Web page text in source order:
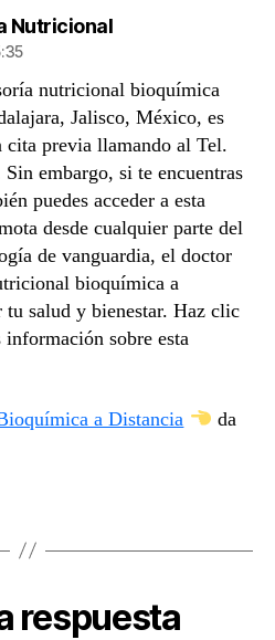
Nutricionaldice:
nutricional bioquímica
Jalisco, México, es
cita previa llamando al Tel.
embargo, si te encuentras
puedes acceder a esta
desde cualquier parte del
de vanguardia, el doctor
bioquímica a
tu salud y bienestar. Haz clic
información sobre esta
a Distancia
da
respuesta